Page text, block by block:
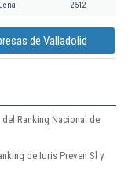
2512
de Valladolid
Ranking Nacional de
de Iuris Preven Sl y